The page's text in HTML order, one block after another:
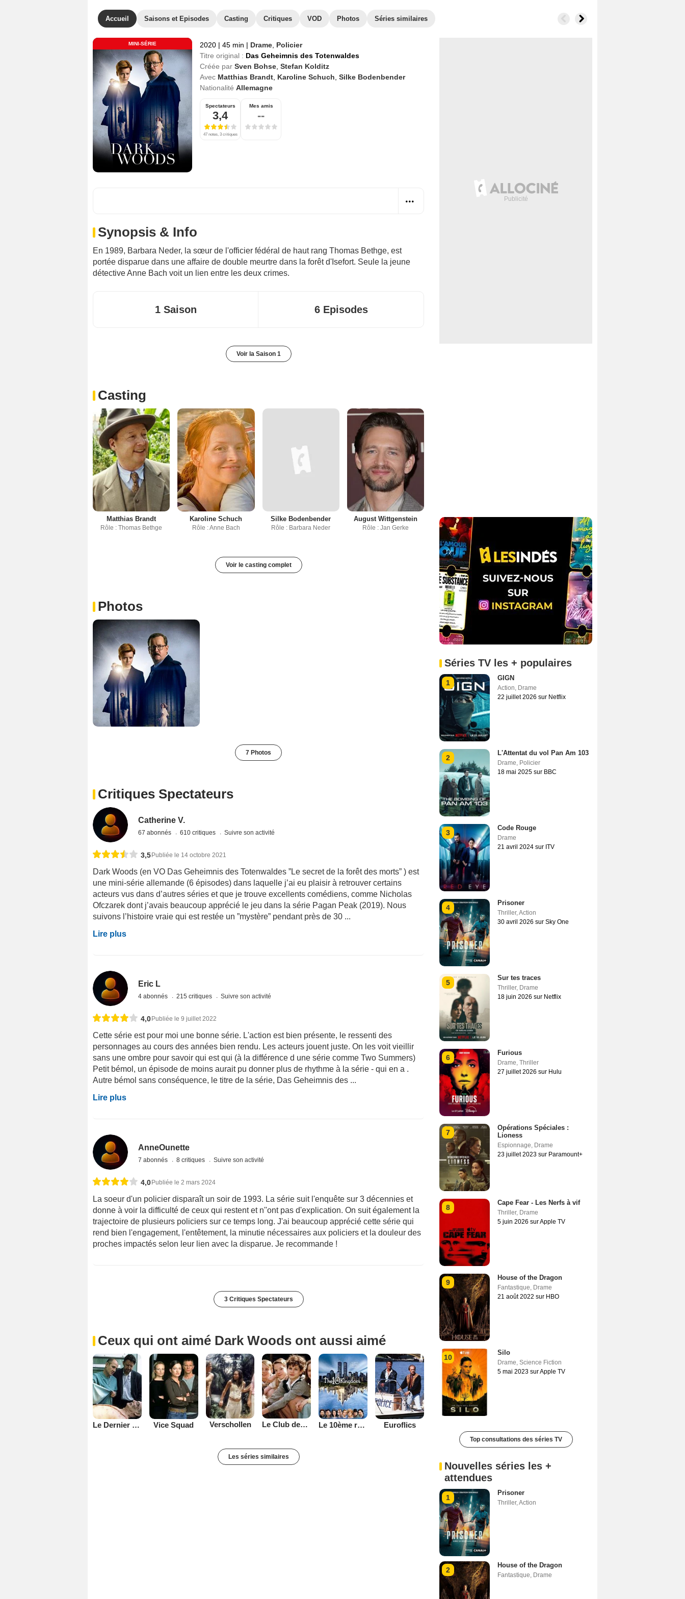
Accueil Saisons et Episodes Casting Critiques VOD Photos Séries similaires
MINI-SÉRIE 2020 | 45 min | Drame Policier
Titre original : Das Geheimnis des Totenwaldes
Créée par Sven Bohse Stefan Kolditz
Avec Matthias Brandt Karoline Schuch Silke Bodenbender
Nationalité Allemagne
Spectateurs
3,4
47 notes, 3 critiques
Mes amis
--
Synopsis & Info
En 1989, Barbara Neder, la sœur de l'officier fédéral de haut rang Thomas Bethge, est
portée disparue dans une affaire de double meurtre dans la forêt d'Isefort. Seule la jeune
détective Anne Bach voit un lien entre les deux crimes.
1 Saison 6 Episodes
Voir la Saison 1
Casting
Matthias Brandt
Rôle : Thomas Bethge
Karoline Schuch
Rôle : Anne Bach
Silke Bodenbender
Rôle : Barbara Neder
August Wittgenstein
Rôle : Jan Gerke
Voir le casting complet
Photos
7 Photos
Critiques Spectateurs
Catherine V.
67 abonnés 610 critiques Suivre son activité
3,5Publiée le 14 octobre 2021
Dark Woods (en VO Das Geheimnis des Totenwaldes ”Le secret de la forêt des morts” ) est
une mini-série allemande (6 épisodes) dans laquelle j’ai eu plaisir à retrouver certains
acteurs vus dans d’autres séries et que je trouve excellents comédiens, comme Nicholas
Ofczarek dont j’avais beaucoup apprécié le jeu dans la série Pagan Peak (2019). Nous
suivons l’histoire vraie qui est restée un ”mystère” pendant près de 30 ...
Lire plus
Eric L
4 abonnés 215 critiques Suivre son activité
4,0 Publiée le 9 juillet 2022
Cette série est pour moi une bonne série. L'action est bien présente, le ressenti des
personnages au cours des années bien rendu. Les acteurs jouent juste. On les voit vieillir
sans une ombre pour savoir qui est qui (à la différence d une série comme Two Summers)
Petit bémol, un épisode de moins aurait pu donner plus de rhythme à la série - qui en a .
Autre bémol sans conséquence, le titre de la série, Das Geheimnis des ...
Lire plus
AnneOunette
7 abonnés 8 critiques Suivre son activité
4,0 Publiée le 2 mars 2024
La soeur d'un policier disparaît un soir de 1993. La série suit l'enquête sur 3 décennies et
donne à voir la difficulté de ceux qui restent et n''ont pas d'explication. On suit également la
trajectoire de plusieurs policiers sur ce temps long. J'ai beaucoup apprécié cette série qui
rend bien l'engagement, l'entêtement, la minutie nécessaires aux policiers et la douleur des
proches impactés selon leur lien avec la disparue. Je recommande !
3 Critiques Spectateurs
Ceux qui ont aimé Dark Woods ont aussi aimé
Le Dernier témoin Vice Squad Verschollen Le Club des cinq (1996) Le 10ème royaume Euroflics
Les séries similaires
Séries TV les + populaires
1
GIGN
Action, Drame
22 juillet 2026 sur Netflix
2
L'Attentat du vol Pan Am 103
Drame, Policier
18 mai 2025 sur BBC
3
Code Rouge
Drame
21 avril 2024 sur ITV
4
Prisoner
Thriller,Action
30 avril 2026 sur Sky One
5
Sur tes traces
Thriller, Drame
18 juin 2026 sur Netflix
6
Furious
Drame, Thriller
27 juillet 2026 sur Hulu
7
Opérations Spéciales :
Lioness
Espionnage, Drame
23 juillet 2023 sur Paramount+
8
Cape Fear - Les Nerfs à vif
Thriller, Drame
5 juin 2026 sur Apple TV
9
House of the Dragon
Fantastique, Drame
21 août 2022 sur HBO
10
Silo
Drame, Science Fiction
5 mai 2023 sur Apple TV
Top consultations des séries TV
Nouvelles séries les +
attendues
1
Prisoner
Thriller,Action
2
House of the Dragon
Fantastique, Drame